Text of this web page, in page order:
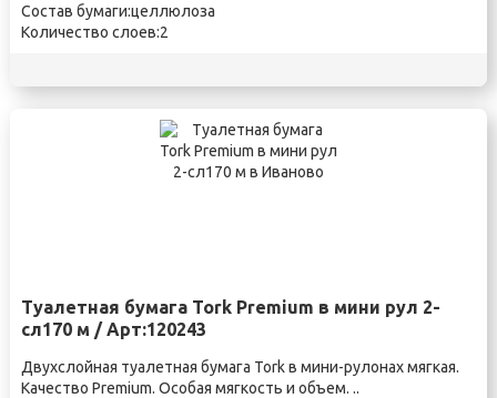
Состав бумаги:целлюлоза
Количество слоев:2
Туалетная бумага Tork Premium в мини рул 2-
сл170 м / Арт:120243
Двухслойная туалетная бумага Tork в мини-рулонах мягкая.
Качество Premium. Особая мягкость и объем. ..